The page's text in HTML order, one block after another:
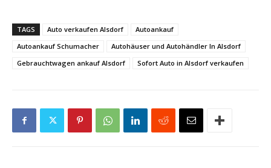
TAGS Auto verkaufen Alsdorf
Autoankauf
Autoankauf Schumacher
Autohäuser und Autohändler In Alsdorf
Gebrauchtwagen ankauf Alsdorf
Sofort Auto in Alsdorf verkaufen